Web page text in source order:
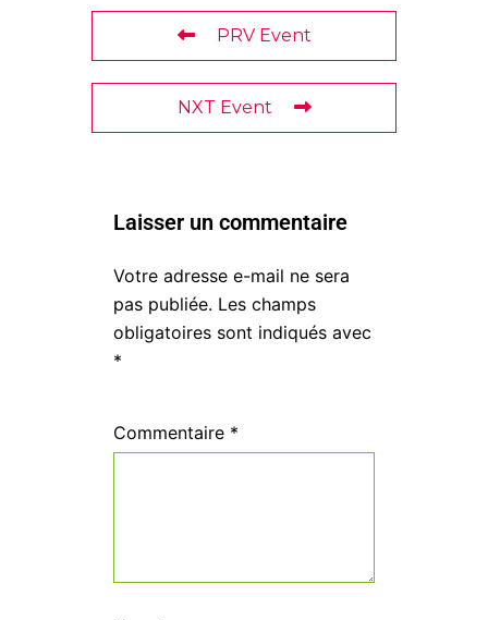
PRV Event
NXT Event
Laisser un commentaire
Votre adresse e-mail ne sera
pas publiée. Les champs
obligatoires sont indiqués avec
*
Commentaire *